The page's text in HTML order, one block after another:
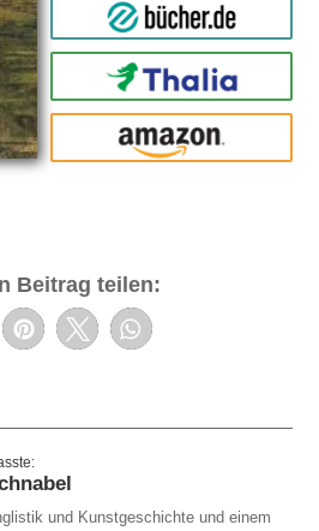
bücher.de
Thalia
amazon
Beitrag teilen:
und Kunstgeschichte und einem